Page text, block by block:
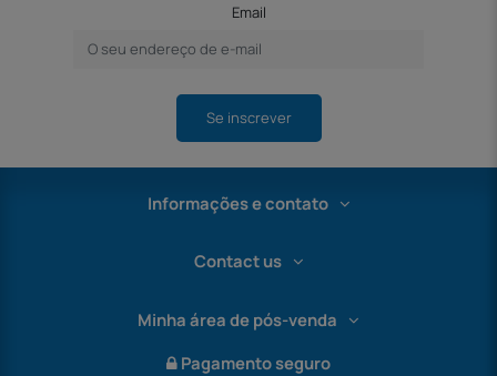
Email
Se inscrever
Informações e contato
Contact us
Minha área de pós-venda
Pagamento seguro